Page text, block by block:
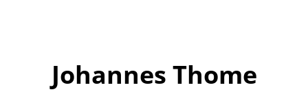
Johannes Thome